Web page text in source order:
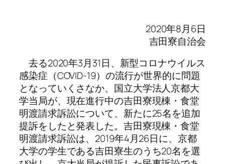
2020年8月6日
吉田寮自治会
去る2020年3月31日、新型コロナウイルス
感染症（COVID-19）の流行が世界的に問題
となっていくさなか、国立大学法人京都大
学当局が、現在進行中の吉田寮現棟・食堂
明渡請求訴訟について、新たに25名を追加
提訴をしたと発表した。吉田寮現棟・食堂
明渡請求訴訟は、2019年4月26日に、京都
大学の学生である吉田寮生のうち20名を選